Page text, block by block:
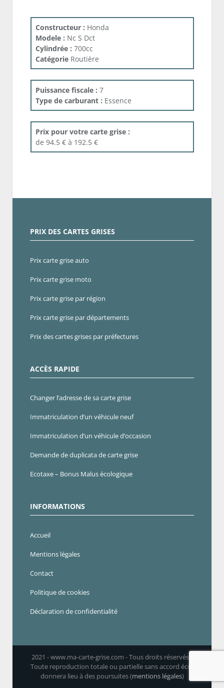
Constructeur : Honda
Modele : Nc S Dct
Cylindrée : 700cc
Catégorie Routière
Puissance fiscale : 7
Type de carburant : Essence
Prix pour votre carte grise :
de 94.5 € à 192.5 €
PRIX DES CARTES GRISES
Prix carte grise auto
Prix carte grise moto
Prix carte grise par région
Prix carte grise par départements
Prix des cartes grises par préfectures
ACCÈS RAPIDE
Changer l’adresse de sa carte grise
Immatriculation d’un véhicule neuf
Immatriculation d’un véhicule d’occasion
Demande de duplicata de carte grise
Ecotaxe – Bonus Malus écologique
INFORMATIONS
Accueil
Mentions légales
Contact
Politique de cookies
Déclaration de confidentialité
2021 - www.ma-carte-grise.com - Tous droits réservés -
Toute reproduction totale ou partielle sans accord écrit
donnera lieu à des poursuites (mentions légales)